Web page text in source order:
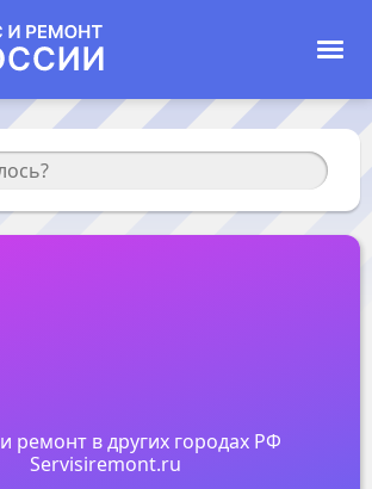
ремонт в других городах РФ
Servisiremont.ru